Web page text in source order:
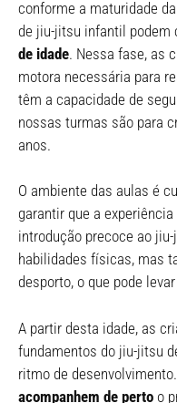
conforme a maturidade
de jiu-jitsu infantil podem
de idade. Nessa fase, as
motora necessária para
têm a capacidade de
nossas turmas são para
anos.
O ambiente das aulas é
garantir que a
introdução precoce ao
habilidades físicas, mas
desporto, o que pode
A partir desta idade, as
fundamentos do jiu-jitsu
ritmo de
acompanhem de perto o